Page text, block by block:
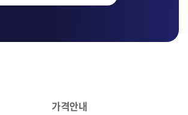
가격안내